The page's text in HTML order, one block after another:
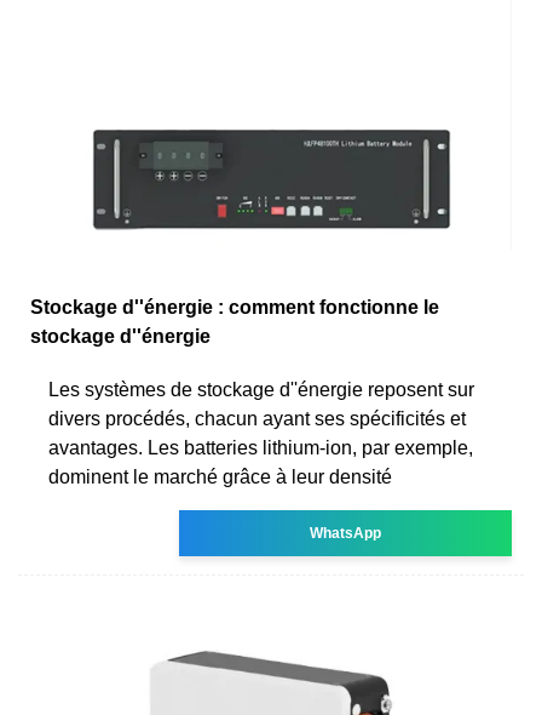
Stockage d''énergie : comment fonctionne le
stockage d''énergie
Les systèmes de stockage d''énergie reposent sur
divers procédés, chacun ayant ses spécificités et
avantages. Les batteries lithium-ion, par exemple,
dominent le marché grâce à leur densité
WhatsApp